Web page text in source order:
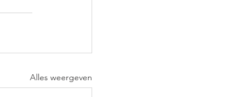
Alles weergeven